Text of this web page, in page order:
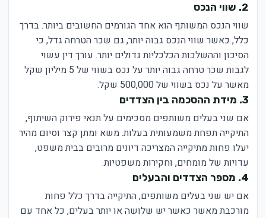
2. שווי הנכס
שווי הנכס המשותף הוא אחד הגורמים החשובים ביותר. בדרך
כלל, כאשר שווי הנכס גבוה יותר, גם שכר הטרחה גדל, כי
הסיכון וההשלכות הכלכליות גדולים יותר. עורך דין עשוי
לגבות שכר טרחה גבוה יותר על נכס בשווי של 5 מיליון שקל
מאשר על נכס בשווי של 500,000 שקל.
3. מידת ההסכמה בין הצדדים
אם שני בעלים משותפים מסכימים על תנאי פירוק השיתוף,
התיקייה תפחת משמעותית בעלות. משא ומתן קצר וסיום מהיר
יעלו פחות מתיקייה המצריכה דיונים מרובים בבית משפט,
עדויות של מומחים, וחקירות משפטיות.
4. מספר הצדדים והבעלים
אם יש שני בעלים משותפים, התיקייה בדרך כלל פחות
מורכבת מאשר כאשר יש שלושה או יותר בעלים, כל אחד עם